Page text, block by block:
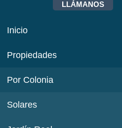
LLÁMANOS
Inicio
Propiedades
Por Colonia
Solares